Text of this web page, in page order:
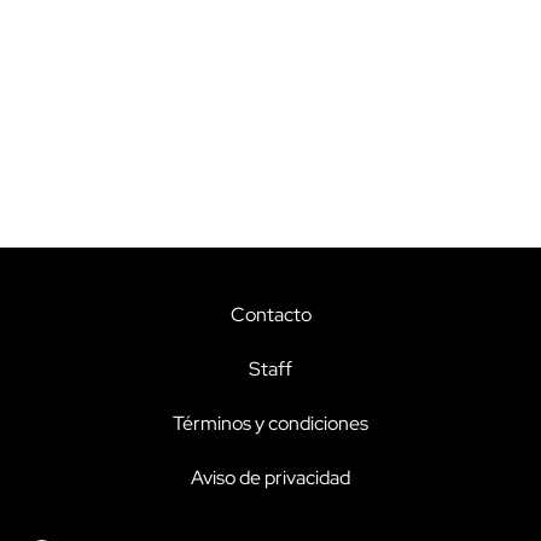
Contacto
Staff
Términos y condiciones
Aviso de privacidad